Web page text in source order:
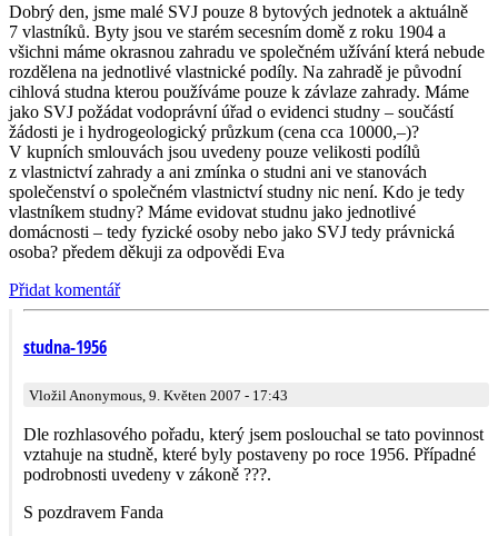
Dobrý den, jsme malé SVJ pouze 8 bytových jednotek a aktuálně
7 vlastníků. Byty jsou ve starém secesním domě z roku 1904 a
všichni máme okrasnou zahradu ve společném užívání která nebude
rozdělena na jednotlivé vlastnické podíly. Na zahradě je původní
cihlová studna kterou používáme pouze k závlaze zahrady. Máme
jako SVJ požádat vodoprávní úřad o evidenci studny – součástí
žádosti je i hydrogeologický průzkum (cena cca 10000,–)?
V kupních smlouvách jsou uvedeny pouze velikosti podílů
z vlastnictví zahrady a ani zmínka o studni ani ve stanovách
společenství o společném vlastnictví studny nic není. Kdo je tedy
vlastníkem studny? Máme evidovat studnu jako jednotlivé
domácnosti – tedy fyzické osoby nebo jako SVJ tedy právnická
osoba? předem děkuji za odpovědi Eva
Přidat komentář
studna-1956
Vložil Anonymous, 9. Květen 2007 - 17:43
Dle rozhlasového pořadu, který jsem poslouchal se tato povinnost
vztahuje na studně, které byly postaveny po roce 1956. Případné
podrobnosti uvedeny v zákoně ???.
S pozdravem Fanda